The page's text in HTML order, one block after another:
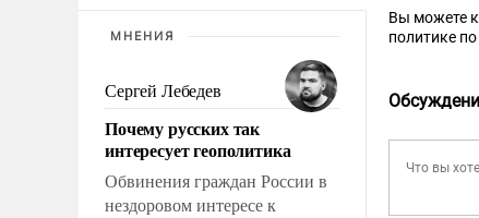
МНЕНИЯ
Сергей Лебедев
Почему русских так
интересует геополитика
Обвинения граждан России в
нездоровом интересе к
Вы можете
политике